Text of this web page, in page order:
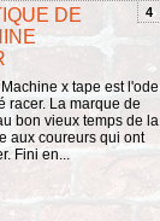
4
DE
x tape est l'ode
racer. La marque de
bon vieux temps de la
aux coureurs qui ont
Fini en...